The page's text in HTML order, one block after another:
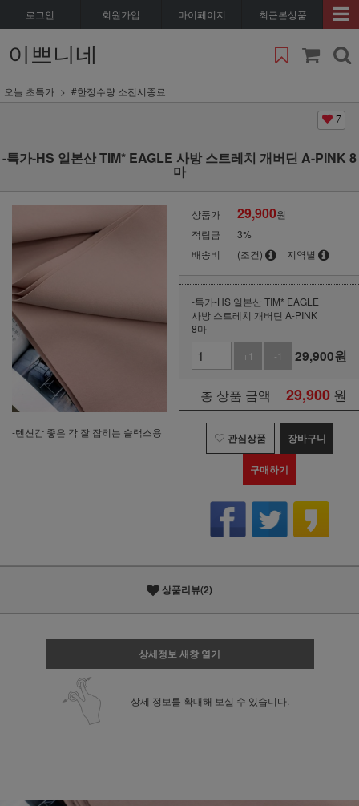
로그인 회원가입 마이페이지 최근본상품
이쁘니네
오늘 초특가 #한정수량 소진시종료
7
-특가-HS 일본산 TIM* EAGLE 사방 스트레치 개버딘 A-PINK 8
마
-텐션감 좋은 각 잘 잡히는 슬랙스용
상품가 29,900원
적립금
3%
배송비
(조건) 지역별
-특가-HS 일본산 TIM* EAGLE
사방 스트레치 개버딘 A-PINK
8마
+1
-1 29,900원
총 상품 금액 29,900 원
관심상품 장바구니
구매하기
상품리뷰(2)
상세정보 새창 열기
상세 정보를 확대해 보실 수 있습니다.